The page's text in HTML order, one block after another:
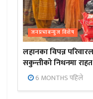
जनप्रभाबन्युज विशेष
लहानका विपन्न
सकुन्तीको निधनमा राहत
6 MONTHS पहिले